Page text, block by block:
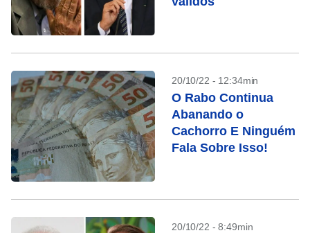
20/10/22 - 12:34min
O Rabo Continua
Abanando o
Cachorro E Ninguém
Fala Sobre Isso!
20/10/22 - 8:49min